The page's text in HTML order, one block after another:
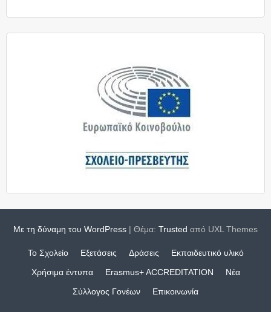
Με τη δύναμη του WordPress | Θέμα: Trusted από UXL Themes
Το Σχολείο Εξετάσεις Δράσεις
Εκπαιδευτικό υλικό
Χρήσιμα έντυπα
Erasmus+ ACCREDITATION
Νέα
Σύλλογος Γονέων
Επικοινωνία